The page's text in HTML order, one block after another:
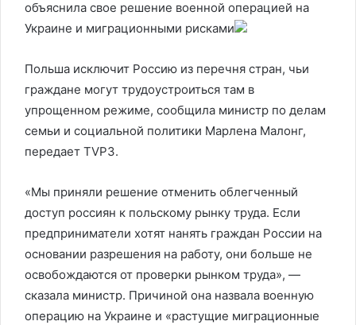
объяснила свое решение военной операцией на
Украине и миграционными рисками
Польша исключит Россию из перечня стран, чьи
граждане могут трудоустроиться там в
упрощенном режиме, сообщила министр по делам
семьи и социальной политики Марлена Малонг,
передает TVP3.
«Мы приняли решение отменить облегченный
доступ россиян к польскому рынку труда. Если
предприниматели хотят нанять граждан России на
основании разрешения на работу, они больше не
освобождаются от проверки рынком труда», —
сказала министр. Причиной она назвала военную
операцию на Украине и «растущие миграционные